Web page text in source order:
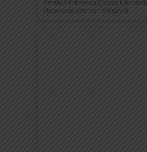
Gerakan Indonesia Cerdas Literasi di
ebookanak.com dan elibrary.id.